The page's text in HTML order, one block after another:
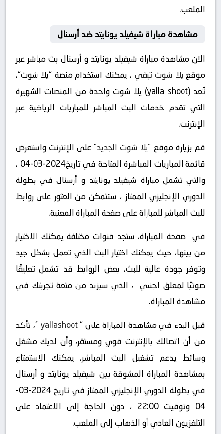
الملعب.
مشاهدة مباراة شيفيلد يونايتد ضد أرسنال
الان مشاهدة مباراة شيفيلد يونايتد و أرسنال بث مباشر عبر
موقع يلا شوت تيفي ، يمكنك استخدام منصة “يلا شوت“،
تُعد (yalla shoot) يلا شوت واحدة من المنصات الشهيرة
التي تقدم خدمات البث المباشر للمباريات الرياضية عبر
الإنترنت.
قم بزيارة موقع “يلا شوت الجديد” على الإنترنت واستعرض
قائمة المباريات المباشرة المتاحة في تاريخ2024-03-04 ،
والتي تشمل مباراة شيفيلد يونايتد و أرسنال في بطولة
الدوري الإنجليزي الممتاز ، ستتمكن من العثور على روابط
للبث المباشر للمباراة على صفحة المباراة المعنية.
في صفحة المباراة، ستجد قنوات مختلفة يمكنك الاختيار
من بينها، حيث يمكنك اختيار البث الذي تعمل بشكل جيد
وتوفر جودة عالية للبث، بعض الروابط قد تشمل تعليقًا
صوتيًا لمعلق اجنبي ، الذي سيزيد من متعة تجربتك في
مشاهدة المباراة.
قبل البدء في مشاهدة المباراة على “yallashoot
“، تأكد
من أن اتصالك بالإنترنت قوي ومستقر، وأن لديك مشغل
وسائط يدعم تشغيل البث المباشر، يمكنك الاستمتاع
بمشاهدة المباراة المشوقة بين شيفيلد يونايتد و أرسنال
في بطولة الدوري الإنجليزي الممتاز في تاريخ 2024-03-
04 وتوقيت 22:00 ، دون الحاجة إلى الاعتماد على
التلفزيون العادي أو الذهاب إلى الملعب.